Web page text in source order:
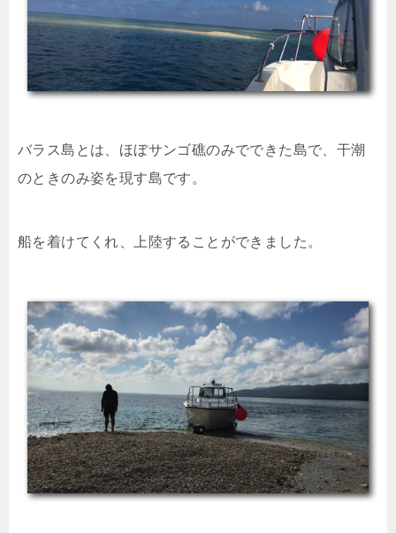
バラス島とは、ほぼサンゴ礁のみでできた島で、干潮
のときのみ姿を現す島です。
船を着けてくれ、上陸することができました。